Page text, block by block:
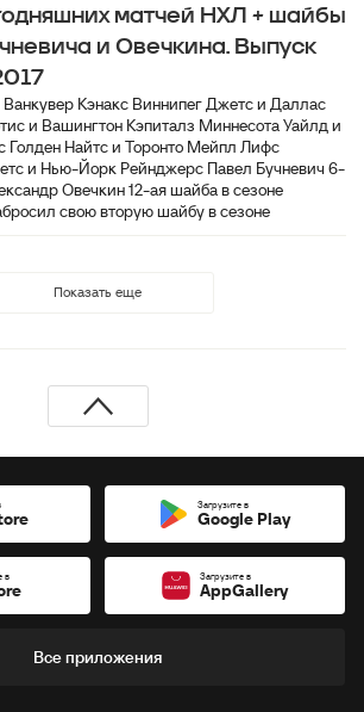
матчей НХЛ + шайбы
и Овечкина. Выпуск
Кэнакс Виннипег Джетс и Даллас
и Вашингтон Кэпиталз Миннесота Уайлд и
Голден Найтс и Торонто Мейпл Лифс
и Нью-Йорк Рейнджерс Павел Бучневич 6-
Овечкин 12-ая шайба в сезоне
свою вторую шайбу в сезоне
Показать еще
Загрузите в
Google Play
в Загрузите в
AppGallery
Все приложения